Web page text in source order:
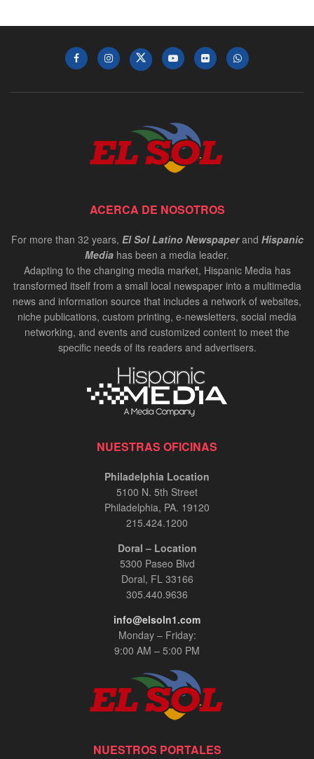
ACERCA DE NOSOTROS
For more than 32 years, El Sol Latino Newspaperand Hispanic
Media has been a media leader.
Adapting to the changing media market, Hispanic Media has
transformed itself from a small local newspaper into a multimedia
news and information source that includes a network of websites,
niche publications, custom printing, e-newsletters, social media
networking, and events and customized content to meet the
specific needs of its readers and advertisers.
NUESTRAS OFICINAS
Philadelphia Location
5100 N. 5th Street
Philadelphia, PA. 19120
215.424.1200
Doral – Location
5300 Paseo Blvd
Doral, FL 33166
305.440.9636
info@elsoln1.com
Monday – Friday:
9:00 AM – 5:00 PM
NUESTROS PORTALES